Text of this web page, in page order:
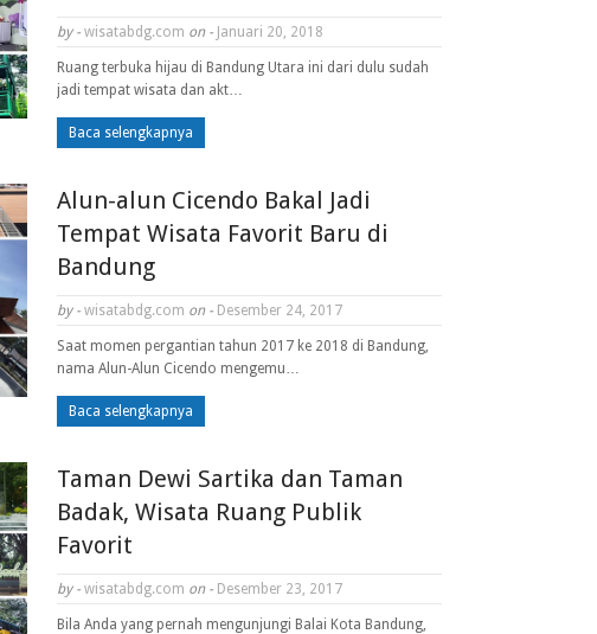
by - wisatabdg.com on - Januari 20, 2018
Ruang terbuka hijau di Bandung Utara ini dari dulu sudah
jadi tempat wisata dan akt…
Baca selengkapnya
Alun-alun Cicendo Bakal Jadi
Tempat Wisata Favorit Baru di
Bandung
by - wisatabdg.com on - Desember 24, 2017
Saat momen pergantian tahun 2017 ke 2018 di Bandung,
nama Alun-Alun Cicendo mengemu…
Baca selengkapnya
Taman Dewi Sartika dan Taman
Badak, Wisata Ruang Publik
Favorit
by - wisatabdg.com on - Desember 23, 2017
Bila Anda yang pernah mengunjungi Balai Kota Bandung,